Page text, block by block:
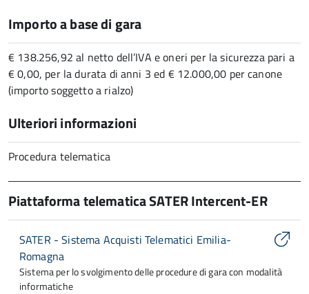
Importo a base di gara
€ 138.256,92 al netto dell’IVA e oneri per la sicurezza pari a
€ 0,00, per la durata di anni 3 ed € 12.000,00 per canone
(importo soggetto a rialzo)
Ulteriori informazioni
Procedura telematica
Piattaforma telematica SATER Intercent-ER
SATER - Sistema Acquisti Telematici Emilia-
Romagna
Sistema per lo svolgimento delle procedure di gara con modalità
informatiche